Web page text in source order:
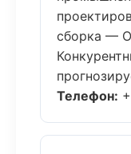
сборка —
Телефон: